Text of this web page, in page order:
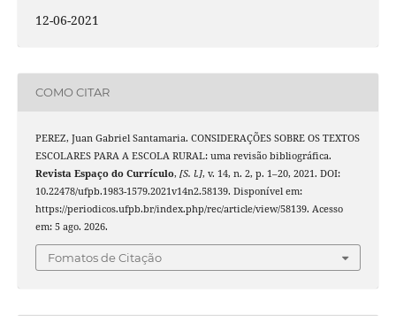
12-06-2021
COMO CITAR
PEREZ, Juan Gabriel Santamaria. CONSIDERAÇÕES SOBRE OS TEXTOS
ESCOLARES PARA A ESCOLA RURAL: uma revisão bibliográfica.
Revista Espaço do Currículo, [S. l.], v. 14, n. 2, p. 1–20, 2021. DOI:
10.22478/ufpb.1983-1579.2021v14n2.58139. Disponível em:
https://periodicos.ufpb.br/index.php/rec/article/view/58139. Acesso
em: 5 ago. 2026.
Fomatos de Citação